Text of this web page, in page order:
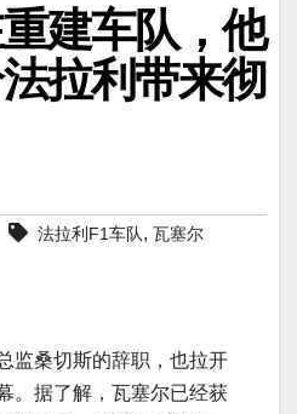
建车队，他
拉利带来彻
法拉利F1车队, 瓦塞尔
监桑切斯的辞职，也拉开
。据了解，瓦塞尔已经获